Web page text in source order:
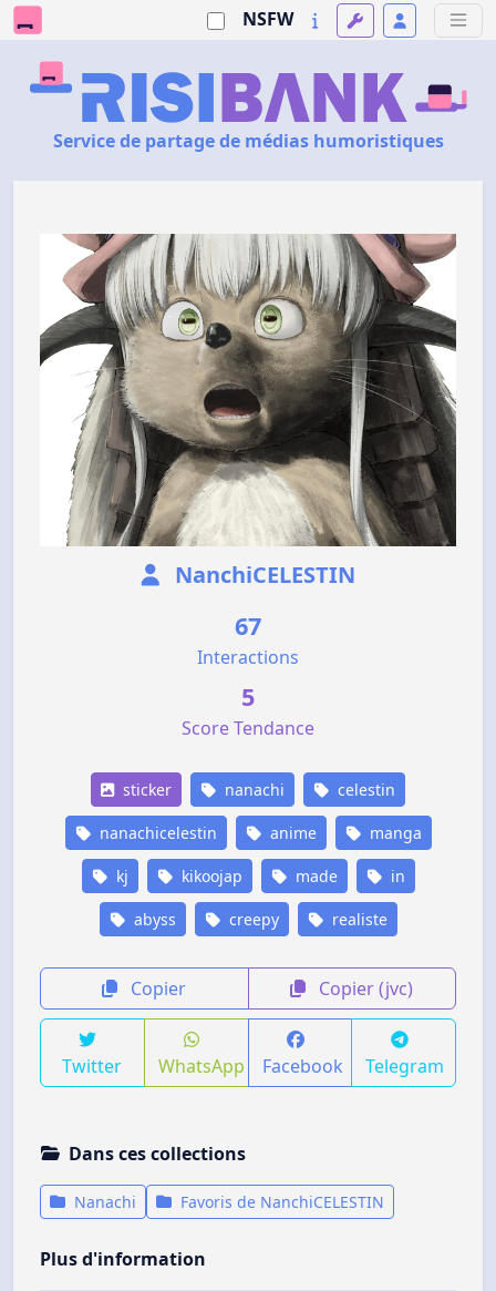
NSFW
Service de partage de médias humoristiques
NanchiCELESTIN
67
Interactions
5
Score Tendance
sticker nanachi celestin
nanachicelestin anime manga
kj kikoojap made in
abyss creepy realiste
Copier Copier (jvc)
Twitter WhatsApp Facebook Telegram
Dans ces collections
Nanachi Favoris de NanchiCELESTIN
Plus d'information